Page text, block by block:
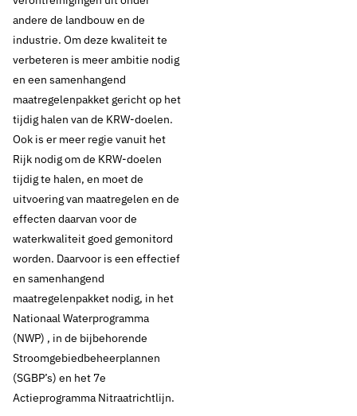
WGO Water 22
november: alles op
alles zetten voor
halen KRW-doelen
2027
11 november 2021 Nieuws
andere de landbouw en de
industrie. Om deze kwaliteit te
verbeteren is meer ambitie nodig
en een samenhangend
maatregelenpakket gericht op het
tijdig halen van de KRW-doelen.
Ook is er meer regie vanuit het
Rijk nodig om de KRW-doelen
tijdig te halen, en moet de
uitvoering van maatregelen en de
effecten daarvan voor de
waterkwaliteit goed gemonitord
worden. Daarvoor is een effectief
en samenhangend
maatregelenpakket nodig, in het
Nationaal Waterprogramma
(NWP) , in de bijbehorende
Stroomgebiedbeheerplannen
(SGBP’s) en het 7e
Actieprogramma Nitraatrichtlijn.